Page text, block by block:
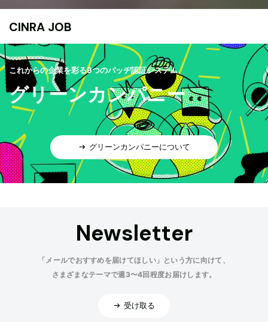
CINRA JOB
これからの企業を彩る9つのバッヂ認証システム
グリーンカンパニー
グリーンカンパニーについて
Newsletter
「メールでおすすめを届けてほしい」という方に向けて、
さまざまなテーマで週3〜4回程度お届けします。
受け取る